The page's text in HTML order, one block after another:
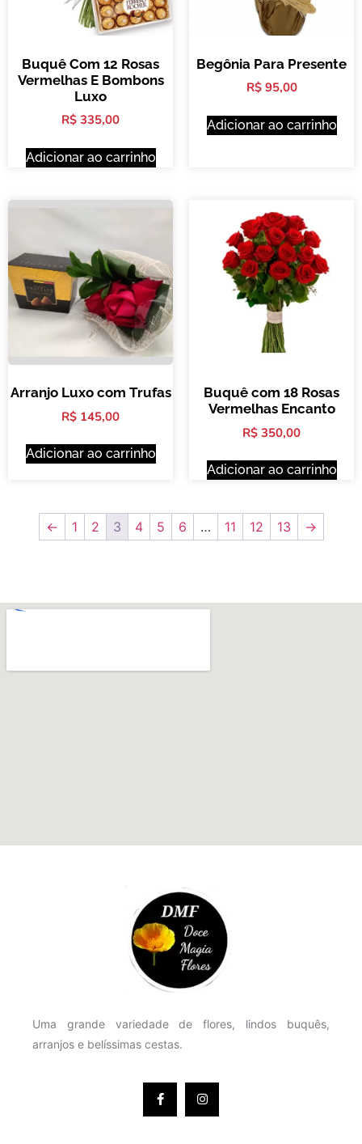
Buquê Com 12 Rosas
Vermelhas E Bombons
Luxo
R$ 335,00
Adicionar ao carrinho
Begônia Para Presente
R$95,00
Adicionar ao carrinho
Arranjo Luxo com Trufas
R$ 145,00
Adicionar ao carrinho
Buquê com 18 Rosas
Vermelhas Encanto
R$ 350,00
Adicionar ao carrinho
← 1 2 3 4 5 6 … 11 12 13 →
Uma grande variedade de flores, lindos buquês,
arranjos e belíssimas cestas.